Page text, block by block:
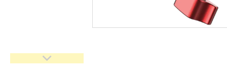
Стедіками, стабілізатори